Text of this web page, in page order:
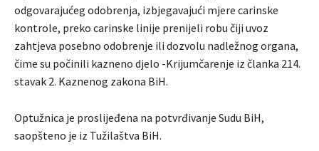
odgovarajućeg odobrenja, izbjegavajući mjere carinske
kontrole, preko carinske linije prenijeli robu čiji uvoz
zahtjeva posebno odobrenje ili dozvolu nadležnog organa,
čime su počinili kazneno djelo -Krijumčarenje iz članka 214.
stavak 2. Kaznenog zakona BiH.
Optužnica je proslijeđena na potvrđivanje Sudu BiH,
saopšteno je iz Tužilaštva BiH.